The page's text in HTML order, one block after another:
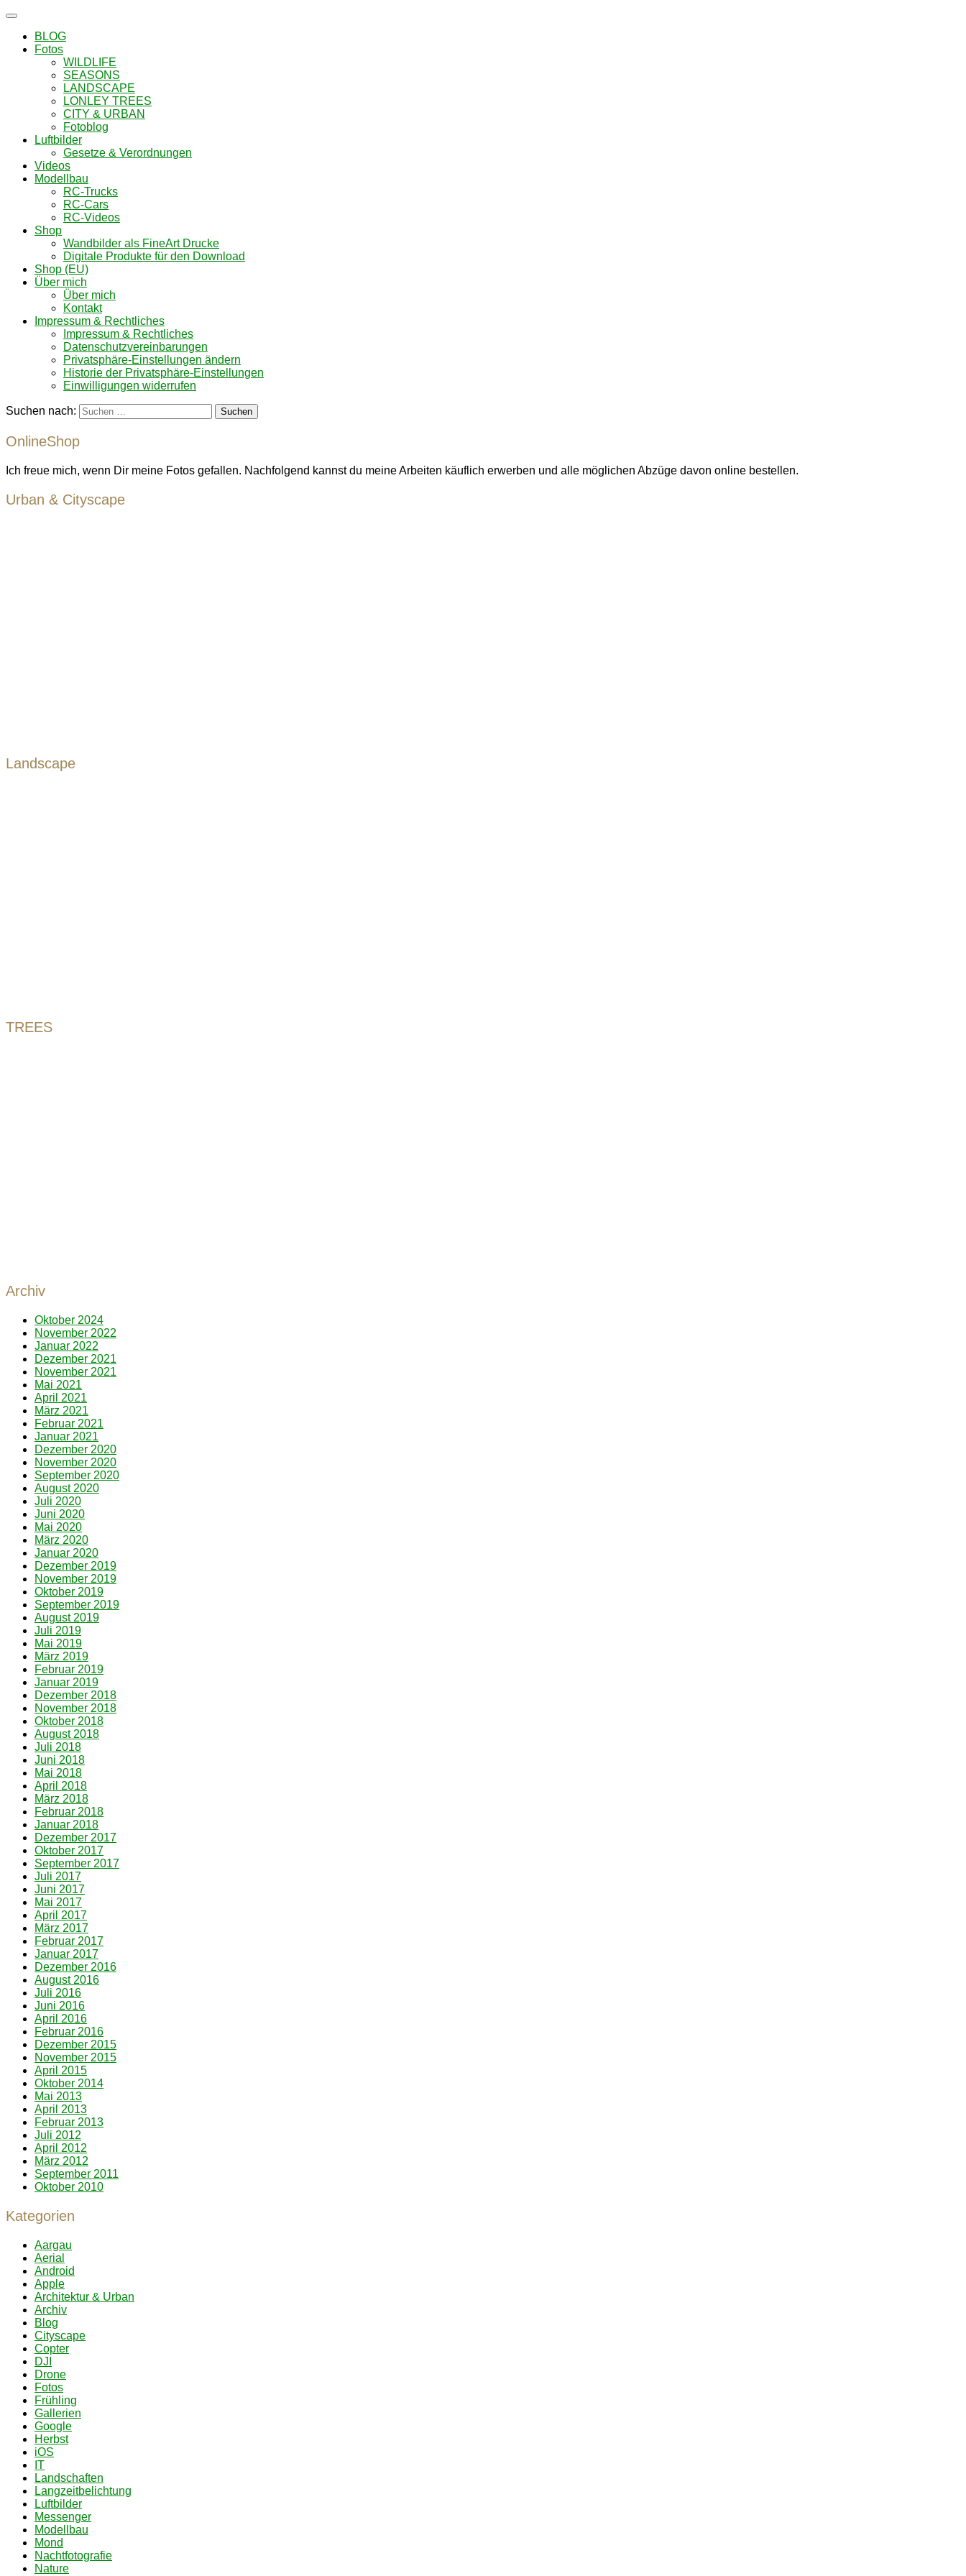
Navigation
umschalten
BLOG
Fotos
WILDLIFE
SEASONS
LANDSCAPE
LONLEY TREES
CITY & URBAN
Fotoblog
Luftbilder
Gesetze & Verordnungen
Videos
Modellbau
RC-Trucks
RC-Cars
RC-Videos
Shop
Wandbilder als FineArt Drucke
Digitale Produkte für den Download
Shop (EU)
Über mich
Über mich
Kontakt
Impressum & Rechtliches
Impressum & Rechtliches
Datenschutzvereinbarungen
Privatsphäre-Einstellungen ändern
Historie der Privatsphäre-Einstellungen
Einwilligungen widerrufen
Suchen nach:
OnlineShop
Ich freue mich, wenn Dir meine Fotos gefallen. Nachfolgend kannst du meine Arbeiten käuflich erwerben und alle möglichen Abzüge davon online bestellen.
Urban & Cityscape
Landscape
TREES
Archiv
Oktober 2024
November 2022
Januar 2022
Dezember 2021
November 2021
Mai 2021
April 2021
März 2021
Februar 2021
Januar 2021
Dezember 2020
November 2020
September 2020
August 2020
Juli 2020
Juni 2020
Mai 2020
März 2020
Januar 2020
Dezember 2019
November 2019
Oktober 2019
September 2019
August 2019
Juli 2019
Mai 2019
März 2019
Februar 2019
Januar 2019
Dezember 2018
November 2018
Oktober 2018
August 2018
Juli 2018
Juni 2018
Mai 2018
April 2018
März 2018
Februar 2018
Januar 2018
Dezember 2017
Oktober 2017
September 2017
Juli 2017
Juni 2017
Mai 2017
April 2017
März 2017
Februar 2017
Januar 2017
Dezember 2016
August 2016
Juli 2016
Juni 2016
April 2016
Februar 2016
Dezember 2015
November 2015
April 2015
Oktober 2014
Mai 2013
April 2013
Februar 2013
Juli 2012
April 2012
März 2012
September 2011
Oktober 2010
Kategorien
Aargau
Aerial
Android
Apple
Architektur & Urban
Archiv
Blog
Cityscape
Copter
DJI
Drone
Fotos
Frühling
Gallerien
Google
Herbst
iOS
IT
Landschaften
Langzeitbelichtung
Luftbilder
Messenger
Modellbau
Mond
Nachtfotografie
Nature